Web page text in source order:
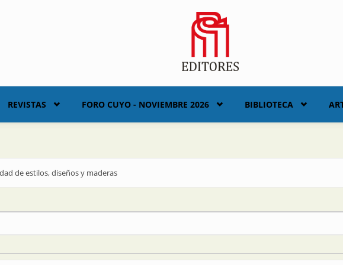
REVISTAS FORO CUYO - NOVIEMBRE 2026 BIBLIOTECA
de estilos, diseños y maderas